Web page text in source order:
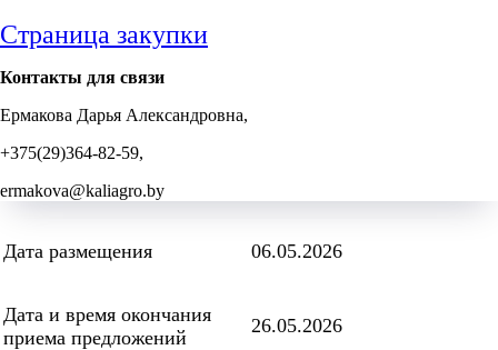
Страница закупки
Контакты для связи
Ермакова Дарья Александровна,
+375(29)364-82-59,
ermakova@kaliagro.by
Дата размещения 06.05.2026
Дата и время окончания
приема предложений
26.05.2026